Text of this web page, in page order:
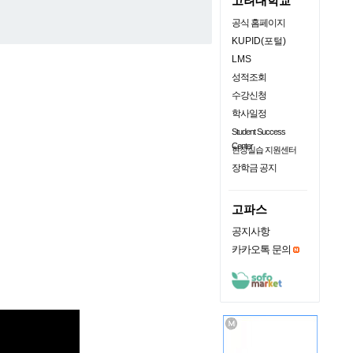
공식 홈페이지
KUPID(포털)
LMS
성적조회
수강신청
학사일정
Student Success
Center
현장실습 지원센터
장학금 공지
고파스
공지사항
카카오톡 문의